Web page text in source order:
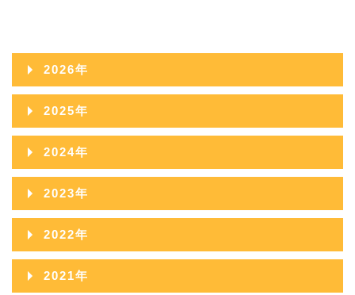
2026年
2026年08月
2026年07月
2026年06月
2026年05月
2026年04月
2026年03月
2025年
2025年12月
2025年11月
2025年10月
2025年09月
2025年08月
2024年
2024年12月
2024年11月
2024年10月
2024年09月
2023年
2023年12月
2023年11月
2022年
2022年12月
2021年